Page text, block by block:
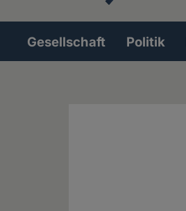
Hauptnavigation
Gesellschaft Politik